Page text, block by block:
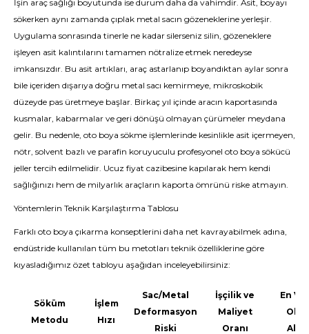
İşin araç sağlığı boyutunda ise durum daha da vahimdir. Asit, boyayı
sökerken aynı zamanda çıplak metal sacın gözeneklerine yerleşir.
Uygulama sonrasında tinerle ne kadar silerseniz silin, gözeneklere
işleyen asit kalıntılarını tamamen nötralize etmek neredeyse
imkansızdır. Bu asit artıkları, araç astarlanıp boyandıktan aylar sonra
bile içeriden dışarıya doğru metal sacı kemirmeye, mikroskobik
düzeyde pas üretmeye başlar. Birkaç yıl içinde aracın kaportasında
kusmalar, kabarmalar ve geri dönüşü olmayan çürümeler meydana
gelir. Bu nedenle, oto boya sökme işlemlerinde kesinlikle asit içermeyen,
nötr, solvent bazlı ve parafin koruyuculu profesyonel oto boya sökücü
jeller tercih edilmelidir. Ucuz fiyat cazibesine kapılarak hem kendi
sağlığınızı hem de milyarlık araçların kaporta ömrünü riske atmayın.
Yöntemlerin Teknik Karşılaştırma Tablosu
Farklı oto boya çıkarma konseptlerini daha net kavrayabilmek adına,
endüstride kullanılan tüm bu metotları teknik özelliklerine göre
kıyasladığımız özet tabloyu aşağıdan inceleyebilirsiniz:
Söküm
Metodu
İşlem
Hızı
Sac/Metal
Deformasyon
Riski
İşçilik ve
Maliyet
Oranı
En